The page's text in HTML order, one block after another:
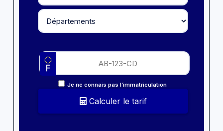
Je ne connais pas l’immatriculation
Calculer le tarif